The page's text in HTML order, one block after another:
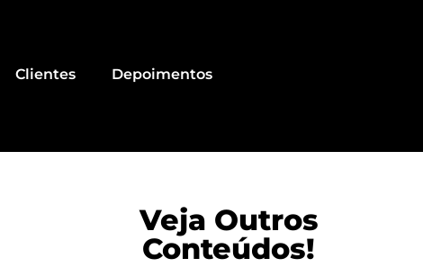
Clientes Depoimentos
Veja Outros
Conteúdos!